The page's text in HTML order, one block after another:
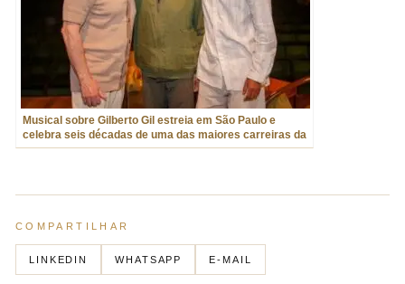
Musical sobre Gilberto Gil estreia em São Paulo e
celebra seis décadas de uma das maiores carreiras da
música brasileira
COMPARTILHAR
LINKEDIN WHATSAPP E-MAIL